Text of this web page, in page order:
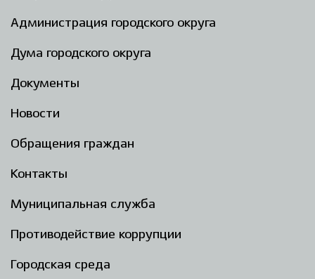
Администрация городского округа
Дума городского округа
Документы
Новости
Обращения граждан
Контакты
Муниципальная служба
Противодействие коррупции
Городская среда